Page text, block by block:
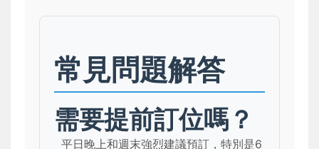
常見問題解答
需要提前訂位嗎？
平日晚上和週末強烈建議預訂，特別是6